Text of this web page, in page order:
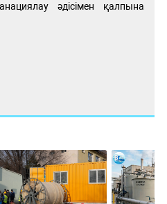
әдісімен қалпына